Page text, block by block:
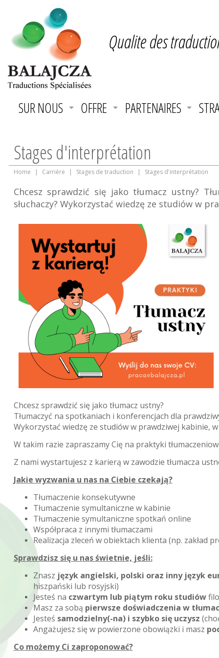
Qualite des
SUR NOUS OFFRE PARTENAIRES
Stages d'interprétation
Home | Carrière | Stages de traduction | Stages d'interprétation
Chcesz sprawdzić się jako tłumacz ustny?
słuchaczy? Wykorzystać wiedzę ze studiów w
Chcesz sprawdzić się jako tłumacz ustny?
Tłumaczyć na spotkaniach i konferencjach dla
Wykorzystać wiedzę ze studiów w prawdziwej kabinie,
W takim razie zapraszamy Cię na praktyki
Z nami wystartujesz z karierą w zawodzie tłumacza
Jakie wyzwania u nas na Ciebie czekają?
Tłumaczenie konsekutywne
Tłumaczenie symultaniczne w kabinie
Tłumaczenie symultaniczne spotkań online
Współpraca z innymi tłumaczami
Realizacja zleceń w obiektach klienta (np. zakład
Sprawdzisz się u nas świetnie, jeśli:
Znasz język angielski, polski oraz inny język
hiszpański lub rosyjski)
Jesteś na czwartym lub piątym roku studiów
Masz za sobą pierwsze doświadczenia w
Jesteś samodzielny(-na) i szybko się uczysz
Angażujesz się w powierzone obowiązki i masz
Co możemy Ci zaproponować?